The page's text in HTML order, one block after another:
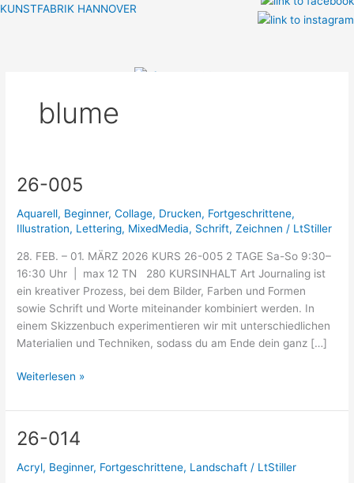
Zum
KUNSTFABRIK HANNOVER
blume
26-005
Aquarell, Beginner,Collage, Drucken, Fortgeschrittene,
Illustration, Lettering, MixedMedia, Schrift,Zeichnen / LtStiller
28. FEB. – 01. MÄRZ 2026 KURS 26-005 2 TAGE Sa-So 9:30–
16:30 Uhr | max 12 TN 280 KURSINHALT Art Journaling ist
ein kreativer Prozess, bei dem Bilder, Farben und Formen
sowie Schrift und Worte miteinander kombiniert werden. In
einem Skizzenbuch experimentieren wir mit unterschiedlichen
Materialien und Techniken, sodass du am Ende dein ganz […]
26-
Weiterlesen »
26-014
Acryl, Beginner, Fortgeschrittene, Landschaft / LtStiller
26-